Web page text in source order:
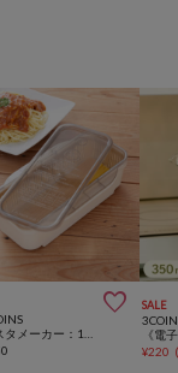
 SALE
¥220